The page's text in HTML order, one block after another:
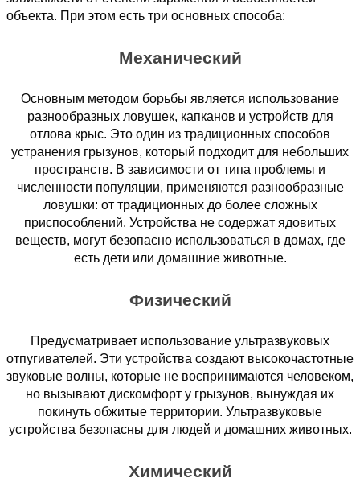
объекта. При этом есть три основных способа:
Механический
Основным методом борьбы является использование
разнообразных ловушек, капканов и устройств для
отлова крыс. Это один из традиционных способов
устранения грызунов, который подходит для небольших
пространств. В зависимости от типа проблемы и
численности популяции, применяются разнообразные
ловушки: от традиционных до более сложных
приспособлений. Устройства не содержат ядовитых
веществ, могут безопасно использоваться в домах, где
есть дети или домашние животные.
Физический
Предусматривает использование ультразвуковых
отпугивателей. Эти устройства создают высокочастотные
звуковые волны, которые не воспринимаются человеком,
но вызывают дискомфорт у грызунов, вынуждая их
покинуть обжитые территории. Ультразвуковые
устройства безопасны для людей и домашних животных.
Химический